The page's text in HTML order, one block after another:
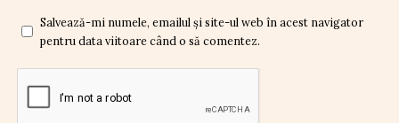
Salvează-mi numele, emailul și site-ul web în acest navigator
pentru data viitoare când o să comentez.